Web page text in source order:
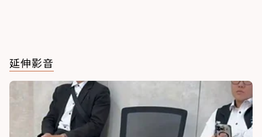
延伸影音